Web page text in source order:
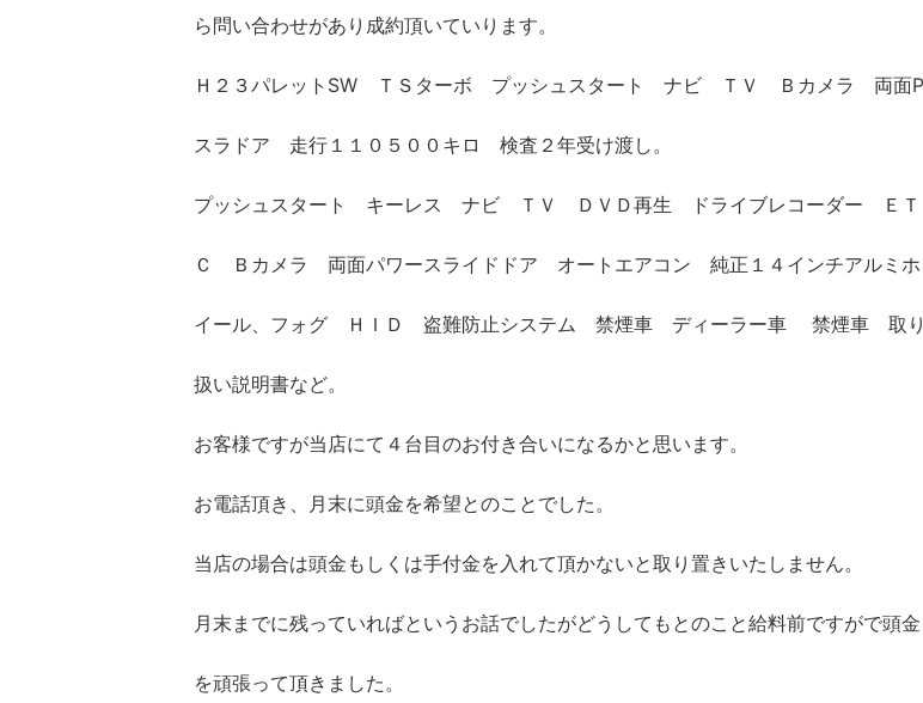
ら問い合わせがあり成約頂いていります。
Ｈ２３パレットSW ＴＳターボ プッシュスタート ナビ ＴＶ Ｂカメラ 両面P
スラドア 走行１１０５００キロ 検査２年受け渡し。
プッシュスタート キーレス ナビ ＴＶ ＤＶＤ再生 ドライブレコーダー ＥＴ
Ｃ Ｂカメラ 両面パワースライドドア オートエアコン 純正１４インチアルミホ
イール、フォグ ＨＩＤ 盗難防止システム 禁煙車 ディーラー車 禁煙車 取り
扱い説明書など。
お客様ですが当店にて４台目のお付き合いになるかと思います。
お電話頂き、月末に頭金を希望とのことでした。
当店の場合は頭金もしくは手付金を入れて頂かないと取り置きいたしません。
月末までに残っていればというお話でしたがどうしてもとのこと給料前ですがで頭金
を頑張って頂きました。